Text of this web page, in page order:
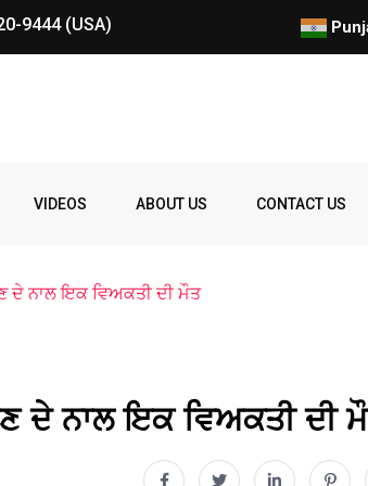
ਕੋਵਿਡ-19 ਬਾਰੇ ਰਾਬਰਟ ਐੱਫ.
9444 (USA)
VIDEOS ABOUT US CONTACT US
Party Police prize Student
ਦੇ ਨਾਲ ਇਕ ਵਿਅਕਤੀ ਦੀ ਮੌਤ
ਦੇ ਨਾਲ ਇਕ ਵਿਅਕਤੀ ਦੀ